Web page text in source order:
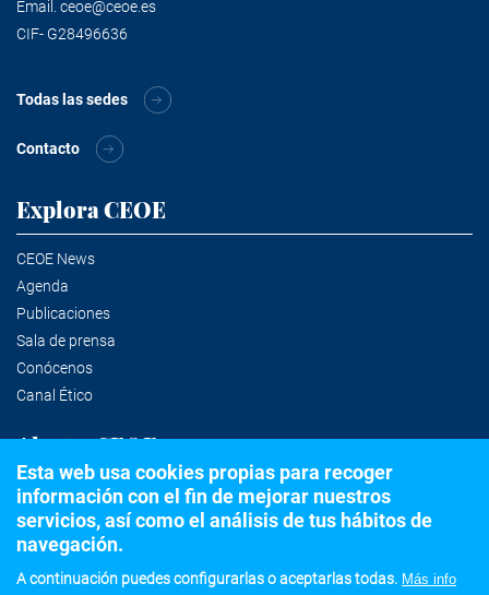
Email. ceoe@ceoe.es
CIF- G28496636
Todas las sedes
Contacto
Explora CEOE
CEOE News
Agenda
Publicaciones
Sala de prensa
Conócenos
Canal Ético
Alertas CEOE
Suscríbete a la newsletter
Esta web usa cookies propias para recoger
información con el fin de mejorar nuestros
servicios, así como el análisis de tus hábitos de
navegación.
A continuación puedes configurarlas o aceptarlas todas. Más info